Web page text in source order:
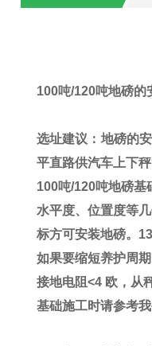
100吨/120吨地磅的
选址建议： 地磅的
平直路供汽车上下
100吨/120吨地磅基
水平度、位置度等
标方可安装地磅。
如果要缩短养护周
接地电阻<4 欧，从
基础施工时请参考